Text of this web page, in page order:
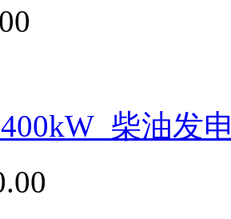
柴油发